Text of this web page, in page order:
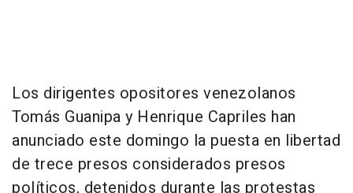
Los dirigentes opositores venezolanos
Tomás Guanipa y Henrique Capriles han
anunciado este domingo la puesta en libertad
de trece presos considerados presos
políticos, detenidos durante las protestas